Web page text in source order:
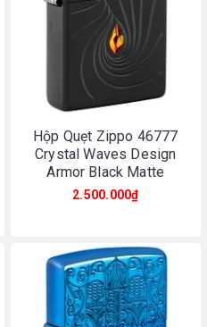
Hộp Quẹt Zippo 46777
Crystal Waves Design
Armor Black Matte
2.500.000₫